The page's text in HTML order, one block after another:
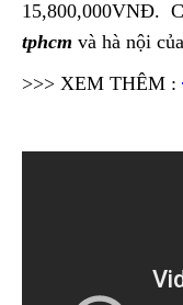
15,800,000VNĐ.
tphcm và hà nội
>>> XEM THÊM :